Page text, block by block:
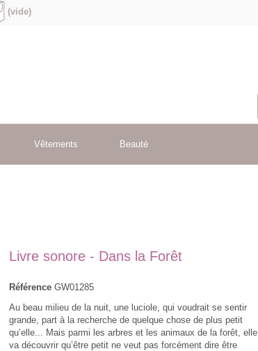
(vide)
Vêtements Beauté
Livre sonore - Dans la Forêt
Référence GW01285
Au beau milieu de la nuit, une luciole, qui voudrait se sentir
grande, part à la recherche de quelque chose de plus petit
qu’elle... Mais parmi les arbres et les animaux de la forêt, elle
va découvrir qu’être petit ne veut pas forcément dire être